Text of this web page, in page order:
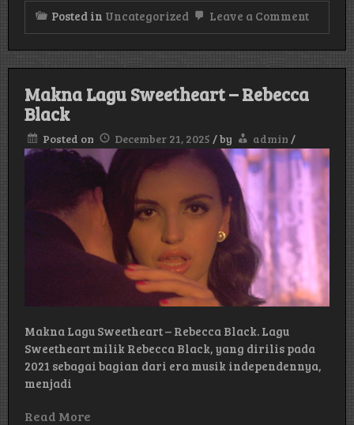
Posted in Uncategorized Leave a Commenton
Music
–
Makna Lagu Sweetheart – Rebecca
Black
Posted on December 21, 2025 /by admin /
Makna Lagu Sweetheart – Rebecca Black. Lagu
Sweetheart milik Rebecca Black, yang dirilis pada
2021 sebagai bagian dari era musik independennya,
menjadi
Read More